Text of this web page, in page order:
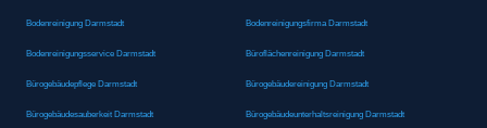
Bodenreinigung Darmstadt Bodenreinigungsfirma Darmstadt
Bodenreinigungsservice Darmstadt Büroflächenreinigung Darmstadt
Bürogebäudepflege Darmstadt Bürogebäudereinigung Darmstadt
Bürogebäudesauberkeit Darmstadt Bürogebäudeunterhaltsreinigung Darmstadt